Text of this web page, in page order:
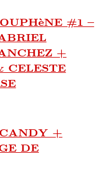
#1 –
+
CELESTE
+
DE